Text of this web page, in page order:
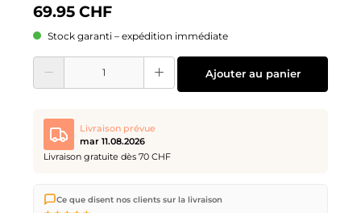
69.95 CHF
Stock garanti – expédition immédiate
Quantité de produit : Entrez la quantité souhaitée ou utilisez les boutons
Ajouter au panier
Livraison prévue
mar 11.08.2026
Livraison gratuite dès 70 CHF
Nous expédions directement depuis notre entrepôt à Kriens,
en Suisse.Livraison gratuitedèsCHF 70
Ce que disent nos clients sur la livraison